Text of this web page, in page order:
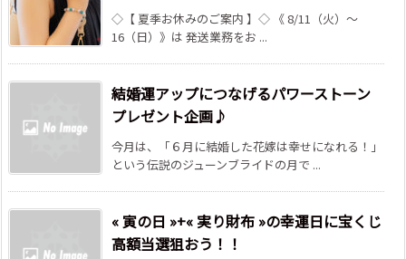
◇【 夏季お休みのご案内 】◇ 《 8/11（火）～
16（日）》は 発送業務をお ...
結婚運アップにつなげるパワーストーン
プレゼント企画♪
今月は、「６月に結婚した花嫁は幸せになれる！」
という伝説のジューンブライドの月で ...
« 寅の日 »+« 実り財布 »の幸運日に宝くじ
高額当選狙おう！！